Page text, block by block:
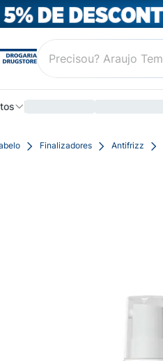
Finalizadores Antifrizz